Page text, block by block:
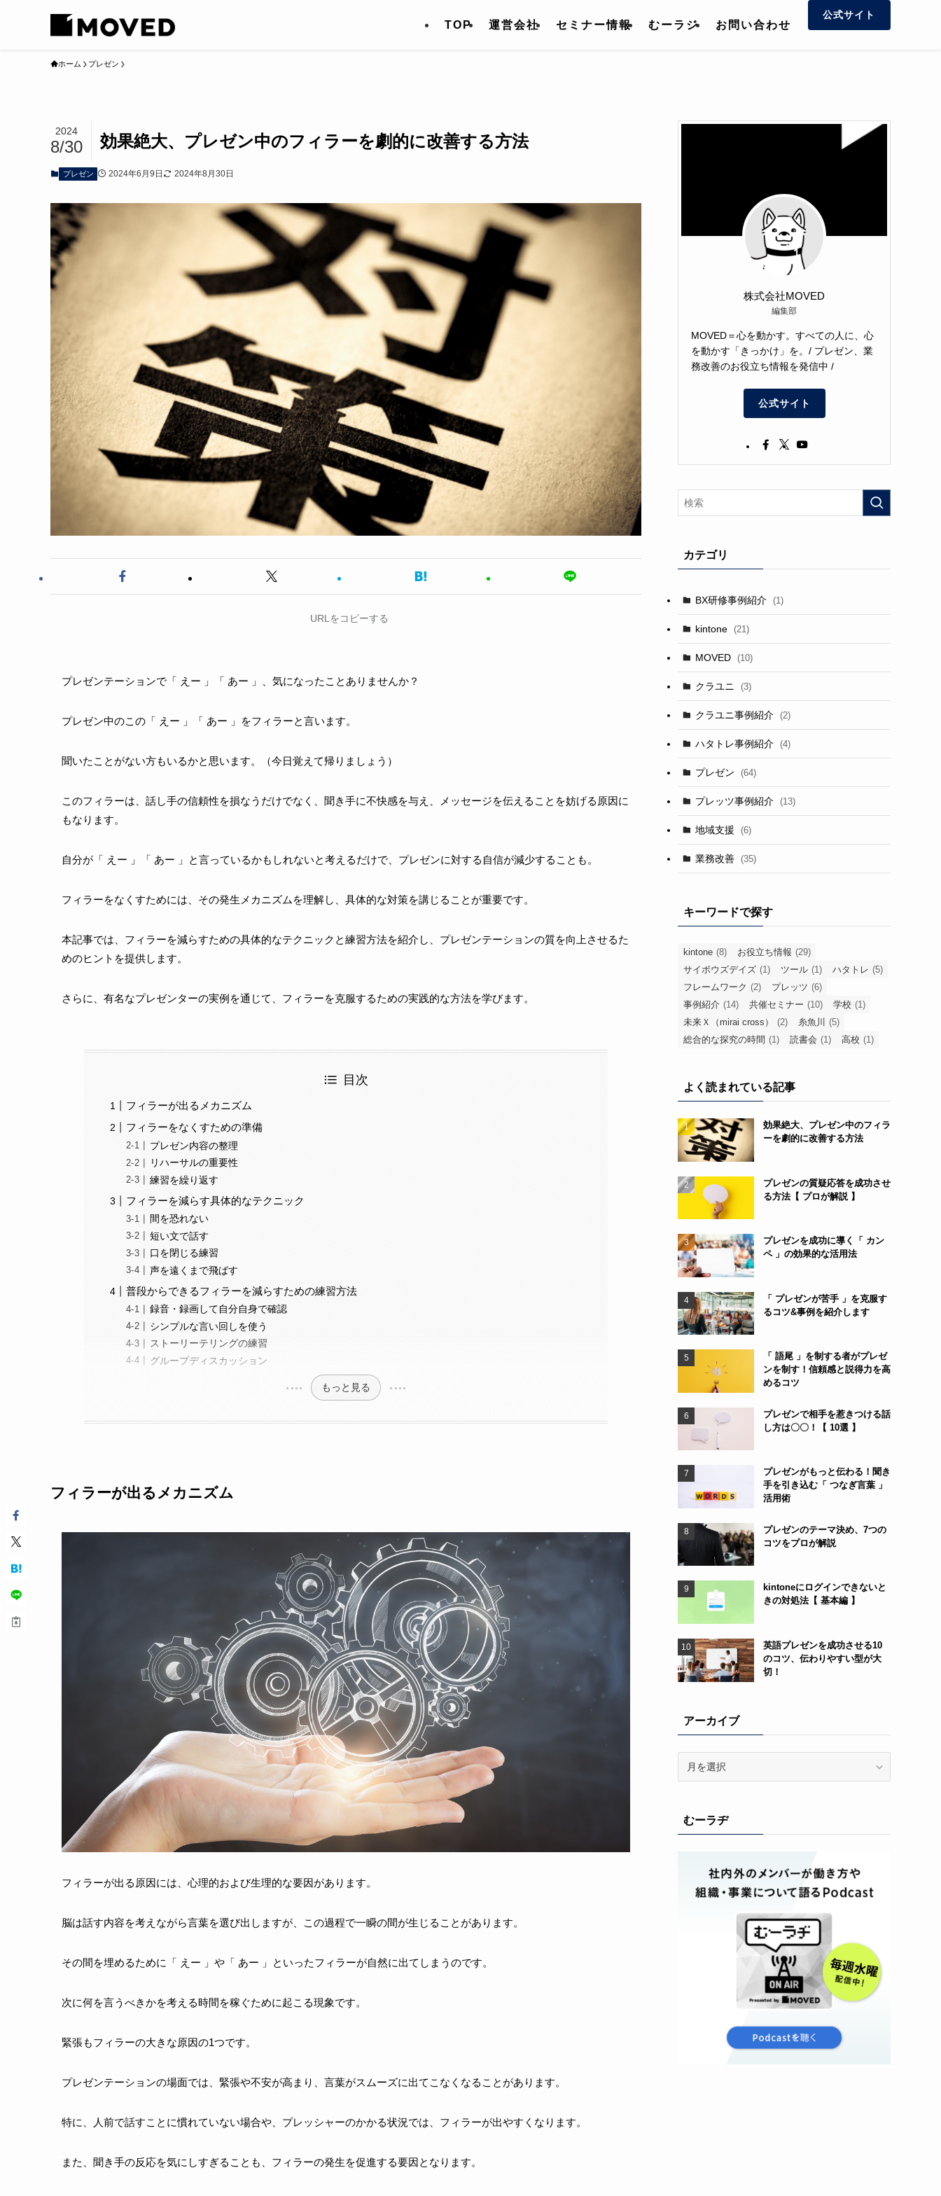
TOP 運営会社 セミナー情報 むーラジ お問い合わせ
公式サイト
ホーム プレゼン
効果絶大、プレゼン中のフィラーを劇的に改善する方法
2024
8/30
プレゼン 2024年6月9日 2024年8月30日
URLをコピーする
プレゼンテーションで「 えー 」「 あー 」、気になったことありませんか？
プレゼン中のこの「 えー 」「 あー 」をフィラーと言います。
聞いたことがない方もいるかと思います。（今日覚えて帰りましょう）
このフィラーは、話し手の信頼性を損なうだけでなく、聞き手に不快感を与え、メッセージを伝えることを妨げる原因に
もなります。
自分が「 えー 」「 あー 」と言っているかもしれないと考えるだけで、プレゼンに対する自信が減少することも。
フィラーをなくすためには、その発生メカニズムを理解し、具体的な対策を講じることが重要です。
本記事では、フィラーを減らすための具体的なテクニックと練習方法を紹介し、プレゼンテーションの質を向上させるた
めのヒントを提供します。
さらに、有名なプレゼンターの実例を通じて、フィラーを克服するための実践的な方法を学びます。
目次
フィラーが出るメカニズム
フィラーをなくすための準備
プレゼン内容の整理
リハーサルの重要性
練習を繰り返す
フィラーを減らす具体的なテクニック
間を恐れない
短い文で話す
口を閉じる練習
声を遠くまで飛ばす
普段からできるフィラーを減らすための練習方法
録音・録画して自分自身で確認
シンプルな言い回しを使う
ストーリーテリングの練習
グループディスカッション
もっと見る
フィラーが出るメカニズム
フィラーが出る原因には、心理的および生理的な要因があります。
脳は話す内容を考えながら言葉を選び出しますが、この過程で一瞬の間が生じることがあります。
その間を埋めるために「 えー 」や「 あー 」といったフィラーが自然に出てしまうのです。
次に何を言うべきかを考える時間を稼ぐために起こる現象です。
緊張もフィラーの大きな原因の1つです。
プレゼンテーションの場面では、緊張や不安が高まり、言葉がスムーズに出てこなくなることがあります。
特に、人前で話すことに慣れていない場合や、プレッシャーのかかる状況では、フィラーが出やすくなります。
また、聞き手の反応を気にしすぎることも、フィラーの発生を促進する要因となります。
株式会社MOVED
編集部
MOVED＝心を動かす。すべての人に、心
を動かす「きっかけ」を。/ プレゼン、業
務改善のお役立ち情報を発信中 /
公式サイト
カテゴリ
BX研修事例紹介 (1)
kintone (21)
MOVED (10)
クラユニ (3)
クラユニ事例紹介 (2)
ハタトレ事例紹介 (4)
プレゼン (64)
プレッツ事例紹介 (13)
地域支援 (6)
業務改善 (35)
キーワードで探す
kintone (8) お役立ち情報 (29)
サイボウズデイズ (1) ツール (1) ハタトレ (5)
フレームワーク (2) プレッツ (6)
事例紹介 (14) 共催セミナー (10) 学校 (1)
未来Ｘ（mirai cross）
(2) 糸魚川
(5)
総合的な探究の時間 (1) 読書会 (1) 高校 (1)
よく読まれている記事
効果絶大、プレゼン中のフィラ
ーを劇的に改善する方法
プレゼンの質疑応答を成功させ
る方法【 プロが解説 】
プレゼンを成功に導く「 カン
ペ 」の効果的な活用法
「 プレゼンが苦手 」を克服す
るコツ&事例を紹介します
「 語尾 」を制する者がプレゼ
ンを制す！信頼感と説得力を高
めるコツ
プレゼンで相手を惹きつける話
し方は〇〇！【 10選 】
プレゼンがもっと伝わる！聞き
手を引き込む「 つなぎ言葉 」
活用術
プレゼンのテーマ決め、7つの
コツをプロが解説
kintoneにログインできないと
きの対処法【 基本編 】
英語プレゼンを成功させる10
のコツ、伝わりやすい型が大
切！
アーカイブ
ブむーラヂ